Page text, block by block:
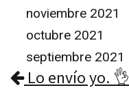
noviembre 2021
octubre 2021
septiembre 2021
Lo envío yo. 👌